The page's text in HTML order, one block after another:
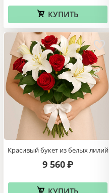
КУПИТЬ
Красивый букет из белых лилий
9 560 ₽